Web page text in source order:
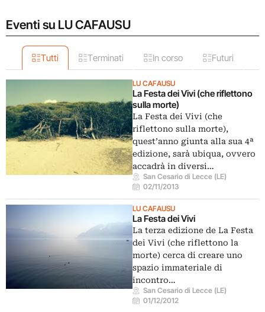
Eventi su LU CAFAUSU
Tutti Terminati In corso Futuri
LU CAFAUSU
La Festa dei Vivi (che riflettono
sulla morte)
La Festa dei Vivi (che
riflettono sulla morte),
quest’anno giunta alla sua 4ª
edizione, sarà ubiqua, ovvero
accadrà in diversi…
San Cesario di Lecce (LE)
02/11/2013
LU CAFAUSU
La Festa dei Vivi
La terza edizione de La Festa
dei Vivi (che riflettono la
morte) cerca di creare uno
spazio immateriale di
incontro…
San Cesario di Lecce (LE)
01/12/2012